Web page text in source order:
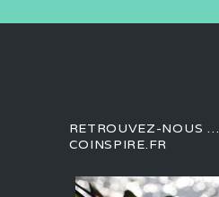
RETROUVEZ-NOUS …
COINSPIRE.FR